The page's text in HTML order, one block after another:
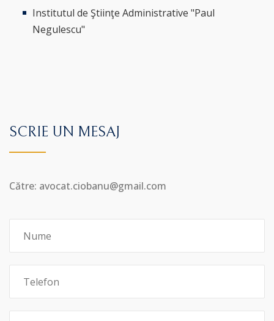
Institutul de Ştiinţe Administrative "Paul
Negulescu"
SCRIE UN MESAJ
Către: avocat.ciobanu@gmail.com